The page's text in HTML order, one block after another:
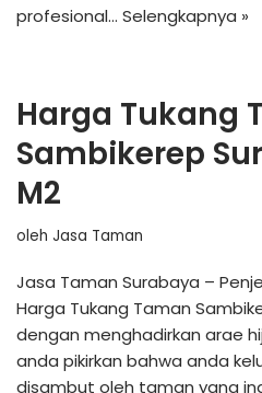
profesional… Selengkapnya »
Harga Tukang
Sambikerep
M2
oleh Jasa Taman
Jasa Taman Surabaya –
Harga Tukang Taman
dengan menghadirkan arae
anda pikirkan bahwa anda
disambut oleh taman yang